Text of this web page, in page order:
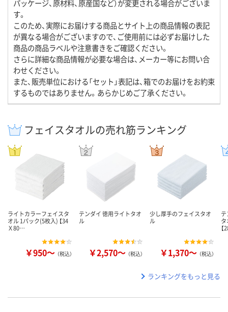
パッケージ、原材料、原産国など）が変更される場合がございま
す。
このため、実際にお届けする商品とサイト上の商品情報の表記
が異なる場合がございますので、ご使用前には必ずお届けした
商品の商品ラベルや注意書きをご確認ください。
さらに詳細な商品情報が必要な場合は、メーカー等にお問い合
わせください。
また、販売単位における「セット」表記は、箱でのお届けをお約束
するものではありません。あらかじめご了承ください。
フェイスタオルの売れ筋ランキング
ライトカラーフェイスタ
オル 1パック(5枚入) 【34
Ｘ80…
￥950～ （税込）
テンダイ 徳用ライトタオ
ル
￥2,570～ （税込）
少し厚手のフェイスタオ
ル
￥1,370～ （税込）
タ
ランキングをもっと見る